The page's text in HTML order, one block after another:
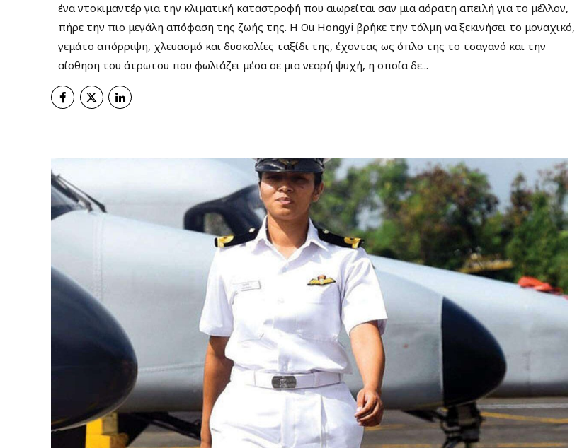
ένα ντοκιμαντέρ για την κλιματική καταστροφή που αιωρείται σαν μια αόρατη απειλή για το μέλλον,
πήρε την πιο μεγάλη απόφαση της ζωής της. Η Ou Hongyi βρήκε την τόλμη να ξεκινήσει το μοναχικό,
γεμάτο απόρριψη, χλευασμό και δυσκολίες ταξίδι της, έχοντας ως όπλο της το τσαγανό και την
αίσθηση του άτρωτου που φωλιάζει μέσα σε μια νεαρή ψυχή, η οποία δε...